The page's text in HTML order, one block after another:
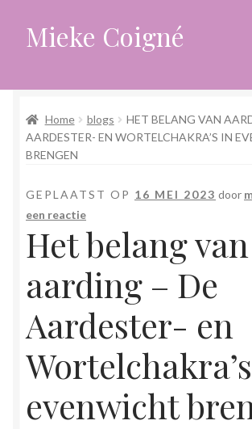
Ga
door
navigatie
Ga
naar
inhoud
Mieke Coigné
Afrekenen
Algemene voorwaarden
Bewust omgaan met hoog gevoeligheid
Blogs
Contact
Herinner wie je werkelijk bent
Magische helende verhalen ©Mieke
Home blogs
HET BELANG VAN
AARDESTER- EN WORTELCHAKRA’S IN
BRENGEN
GEPLAATST OP 16 MEI 2023 door
een reactie
Het belang van
aarding – De
Aardester- en
evenwicht